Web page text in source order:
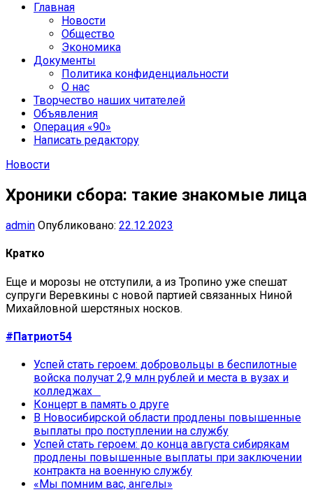
Главная
Новости
Общество
Экономика
Документы
Политика конфиденциальности
О нас
Творчество наших читателей
Объявления
Операция «90»
Написать редактору
Новости
Хроники сбора: такие знакомые лица
admin Опубликовано: 22.12.2023
Кратко
Еще и морозы не отступили, а из Тропино уже спешат
супруги Веревкины с новой партией связанных Ниной
Михайловной шерстяных носков.
#Патриот54
Успей стать героем: добровольцы в беспилотные
войска получат 2,9 млн рублей и места в вузах и
колледжах
Концерт в память о друге
В Новосибирской области продлены повышенные
выплаты про поступлении на службу
Успей стать героем: до конца августа сибирякам
продлены повышенные выплаты при заключении
контракта на военную службу
«Мы помним вас, ангелы»